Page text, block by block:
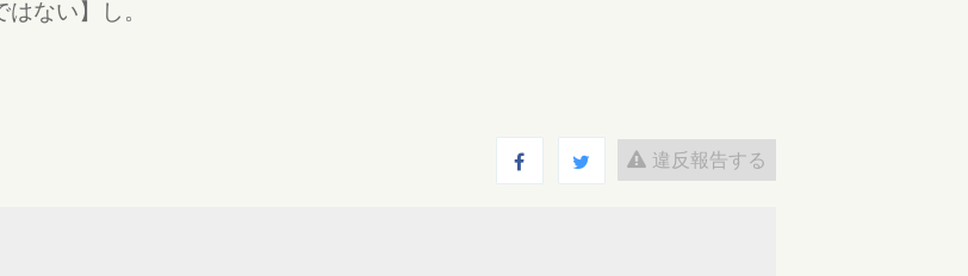
ない】し。
違反報告する